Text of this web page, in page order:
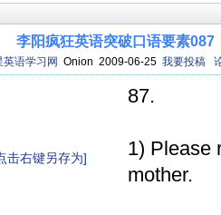
李阳疯狂英语突破口语要素087
英语学习网 Onion 2009-06-25 我要投稿
击右键另存为]
87.
1) Please
mother.